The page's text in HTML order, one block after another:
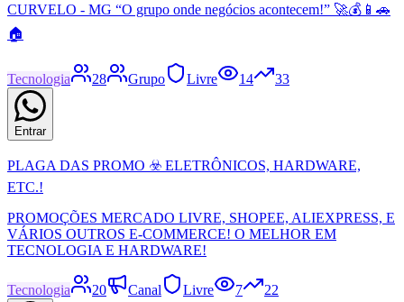
CURVELO - MG “O grupo onde negócios acontecem!” 🚀💰📱🚗
🏠
Tecnologia 28 Grupo Livre 14 33
Entrar
PLAGA DAS PROMO ☣️ ELETRÔNICOS, HARDWARE,
ETC.!
PROMOÇÕES MERCADO LIVRE, SHOPEE, ALIEXPRESS, E
VÁRIOS OUTROS E-COMMERCE! O MELHOR EM
TECNOLOGIA E HARDWARE!
Tecnologia 20 Canal Livre 7 22